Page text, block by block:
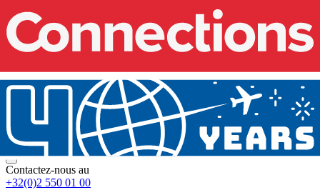
Contactez-nous au
+32(0)2 550 01 00